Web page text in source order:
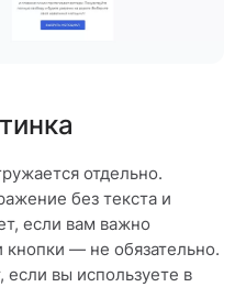
отдельно.
без текста и
если вам важно
кнопки — не обязательно.
если вы используете в